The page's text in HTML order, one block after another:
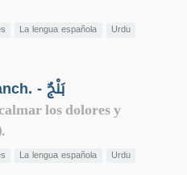
La lengua española
Urdu
Beleño negro o Al-banch. - بَنْجٌ
los dolores y
La lengua española
Urdu